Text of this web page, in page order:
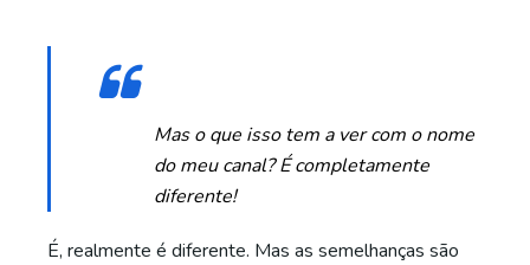
Mas o que isso tem a ver com o nome
do meu canal? É completamente
diferente!
É, realmente é diferente. Mas as semelhanças são